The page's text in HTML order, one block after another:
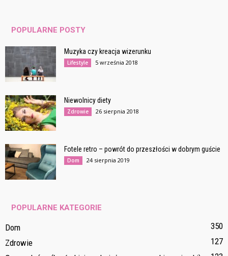
POPULARNE POSTY
Muzyka czy kreacja wizerunku
Lifestyle 5 września 2018
Niewolnicy diety
Zdrowie 26 sierpnia 2018
Fotele retro – powrót do przeszłości w dobrym guście
Dom 24 sierpnia 2019
POPULARNE KATEGORIE
Dom
350
Zdrowie
127